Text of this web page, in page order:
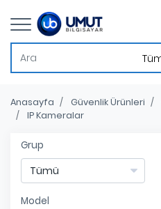
Anasayfa Güvenlik Ürünleri
IP Kameralar
Grup
Model